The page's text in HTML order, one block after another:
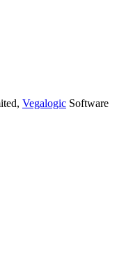
Vegalogic Software